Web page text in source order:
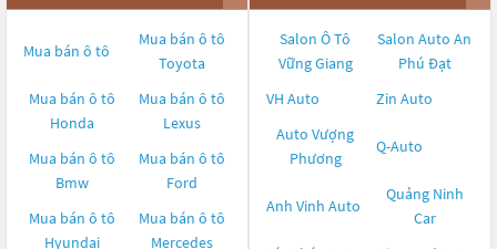
Mua bán ô tô
Mua bán ô tô
Toyota
Mua bán ô tô
Honda
Mua bán ô tô
Lexus
Mua bán ô tô
Bmw
Mua bán ô tô
Ford
Mua bán ô tô
Hyundai
Mua bán ô tô
Mercedes
Salon Ô Tô
Vững Giang
Salon Auto An
Phú Đạt
VH Auto
Zin Auto
Auto Vượng
Phương
Q-Auto
Anh Vinh Auto
Quảng Ninh
Car